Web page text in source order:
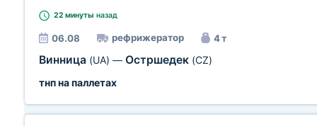
22 минуты назад
06.08 рефрижератор 4 т
Винница (UA) — Остршедек (CZ)
тнп на паллетах